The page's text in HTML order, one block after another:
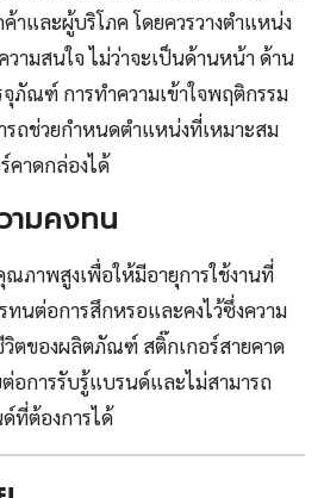
าและผู้บริโภค โดยควรวางตำแหน่ง
ามสนใจ ไม่ว่าจะเป็นด้านหน้า ด้าน
ภัณฑ์ การทำความเข้าใจพฤติกรรม
รถช่วยกำหนดตำแหน่งที่เหมาะสม
คาดกล่องได้
ามคงทน
ณภาพสูงเพื่อให้มีอายุการใช้งานที่
นต่อการสึกหรอและคงไว้ซึ่งความ
วิตของผลิตภัณฑ์ สติ๊กเกอร์สายคาด
อการรับรู้แบรนด์และไม่สามารถ
ที่ต้องการได้